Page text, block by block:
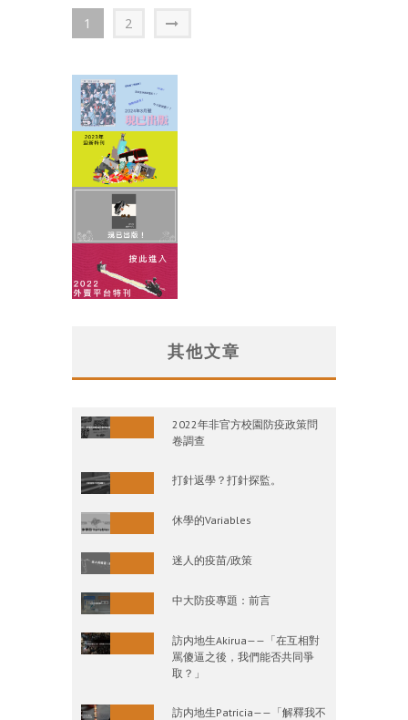
1 2
其他文章
2022年非官方校園防疫政策問
卷調查
打針返學？打針探監。
休學的Variables
迷人的疫苗/政策
中大防疫專題：前言
訪内地生Akirua——「在互相對
罵傻逼之後，我們能否共同爭
取？」
訪内地生Patricia——「解釋我不